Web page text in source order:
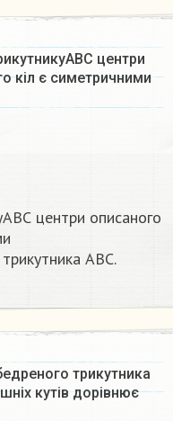
центри
кіл є симетричними
центри описаного
ABC.​
трикутника
кутів дорівнює